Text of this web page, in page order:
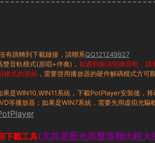
有跳轉到下載鏈接，請聯系QQ121249927
雙音軌模式(原唱+伴奏)， 如遇到無法切換音軌，
格式的視頻 ，需要啓用播放器的硬件解碼模式方可
果是WIN10,WIN11系統，下載PotPlayer安裝後，
等播放器；如果是WIN7系統，需要先用虛拟光驅
下載工具(尤其是藍光原盤這種比較大